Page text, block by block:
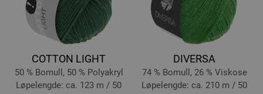
COTTON LIGHT
50 % Bomull, 50 % Polyakryl
Løpelengde: ca. 123 m / 50
DIVERSA
74 % Bomull, 26 % Viskose
Løpelengde: ca. 210 m / 50